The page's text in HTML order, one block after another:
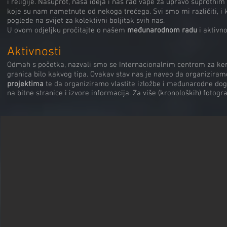
i religije. Nasuprot, naša ideja i naš rad vape za upravo
koje su nam nametnute od nekoga trećega. Svi smo mi
poglede na svijet za kolektivni boljitak svih nas.
U ovom odjeljku pročitajte o našem međunarodnom radu i
Aktivnosti
Odmah s početka, nazvali smo se Internacionalnim centrom za
granica bilo kakvog tipa. Ovakav stav nas je naveo da
projektima te da organiziramo vlastite izložbe i međunarodne
na bitne stranice i izvore informacija. Za više (kronoloških)